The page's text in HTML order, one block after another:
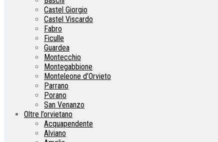
Castel Giorgio
Castel Viscardo
Fabro
Ficulle
Guardea
Montecchio
Montegabbione
Monteleone d’Orvieto
Parrano
Porano
San Venanzo
Oltre l’orvietano
Acquapendente
Alviano